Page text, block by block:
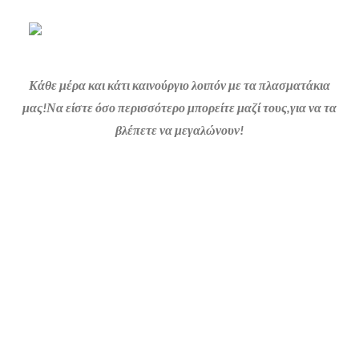
Κάθε μέρα και κάτι καινούργιο λοιπόν με τα πλασματάκια
μας!Να είστε όσο περισσότερο μπορείτε μαζί τους,για να τα
βλέπετε να μεγαλώνουν!